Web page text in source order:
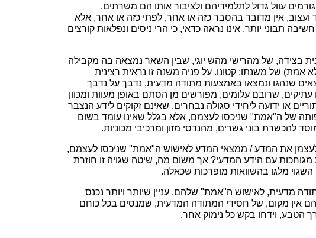
עוול גדול לתלמידיהם ולציבור אותו הם משרתים.
אין מדובר בהסבר כזה או אחר, לפתי כזה או אחר, אלא
תבוני יותר, אינו נראה כדאי, כי הרי ניסים ונפלאות קורצים
בצידה, של מהרישי מהש יוגי, שבין השאר נמצאה בה מקבילה
אמת) של משנתו; קטונו. על פניה משנה זו נראית רצינית
שנהגו ונמצאו באמצעות מתודה מדעית, נדבך על נדבך
שרובם עלומים, מפורשים מן הסתם באופן מעוות ומכוון
או ידועה ליחידי סגולה נבחרים, שאינם זקוקים לידע הנצבר
של ה"אמת" שניכסו לעצמם, אלא בגלל שאינו עומד בשום
להכשרת בוני גשרים, מהנדסי מזון ומרכיבי מכוניות.
לעצמן את המדע / ממצאי המדע לאישוש ה"אמת" שניכסו לעצמם,
עם הידע המדעי? אך משום מה, שיטה שגויה זו חוזרת
מלגו בהשוואות מופרכות שכאלה.
מדעית, לאישוש ה"אמת" שלהם. עניין שיותר ויותר נכנס
אין מקום, של חסידי המתודה המדעית, שמנסים בכל כוחם
הטבע, וידחו בקש כל נימוק אחר.